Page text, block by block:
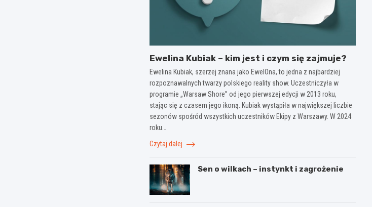
Ewelina Kubiak – kim jest i czym się zajmuje?
Ewelina Kubiak, szerzej znana jako EwelOna, to jedna z najbardziej
rozpoznawalnych twarzy polskiego reality show. Uczestniczyła w
programie „Warsaw Shore” od jego pierwszej edycji w 2013 roku,
stając się z czasem jego ikoną. Kubiak wystąpiła w największej liczbie
sezonów spośród wszystkich uczestników Ekipy z Warszawy. W 2024
roku…
Czytaj dalej
Sen o wilkach – instynkt i zagrożenie